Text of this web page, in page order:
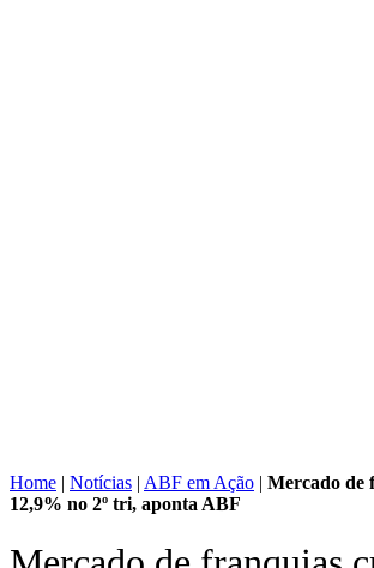
Home | Notícias | ABF em Ação | Mercado de
12,9% no 2º tri, aponta ABF